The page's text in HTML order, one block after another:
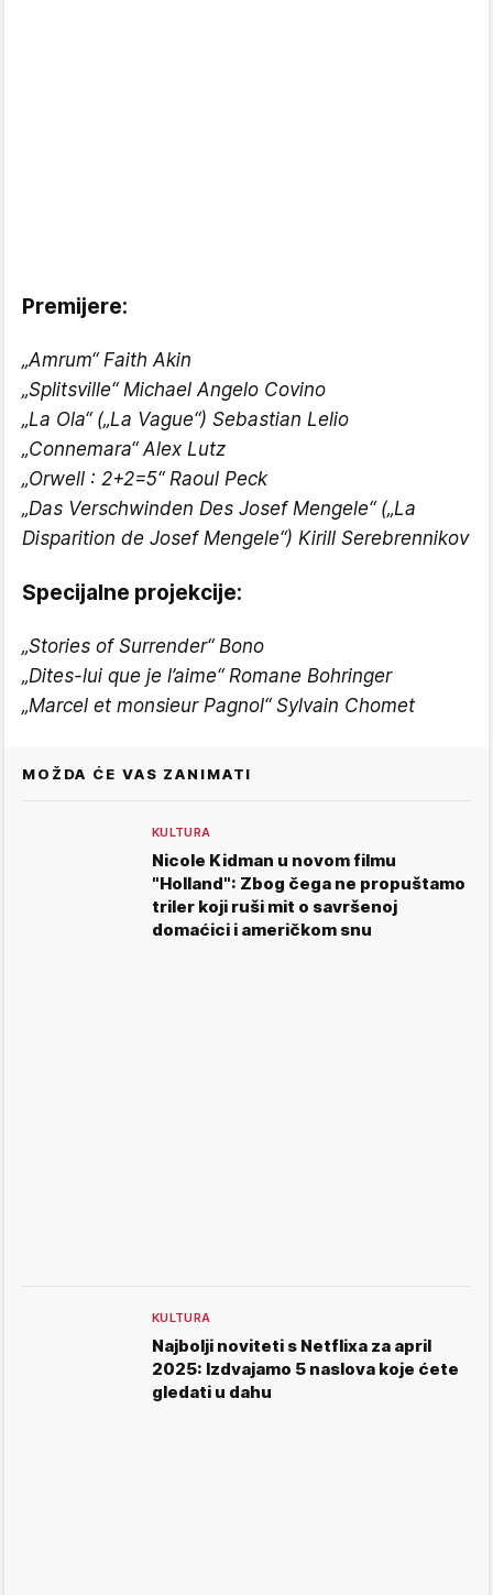
Premijere:
„Amrum“ Faith Akin
„Splitsville“ Michael Angelo Covino
„La Ola“ („La Vague“) Sebastian Lelio
„Connemara“ Alex Lutz
„Orwell : 2+2=5“ Raoul Peck
„Das Verschwinden Des Josef Mengele“ („La
Disparition de Josef Mengele“) Kirill Serebrennikov
Specijalne projekcije:
„Stories of Surrender“ Bono
„Dites-lui que je l’aime“ Romane Bohringer
„Marcel et monsieur Pagnol“ Sylvain Chomet
MOŽDA ĆE VAS ZANIMATI
KULTURA
Nicole Kidman u novom filmu
"Holland": Zbog čega ne propuštamo
triler koji ruši mit o savršenoj
domaćici i američkom snu
KULTURA
Najbolji noviteti s Netflixa za april
2025: Izdvajamo 5 naslova koje ćete
gledati u dahu